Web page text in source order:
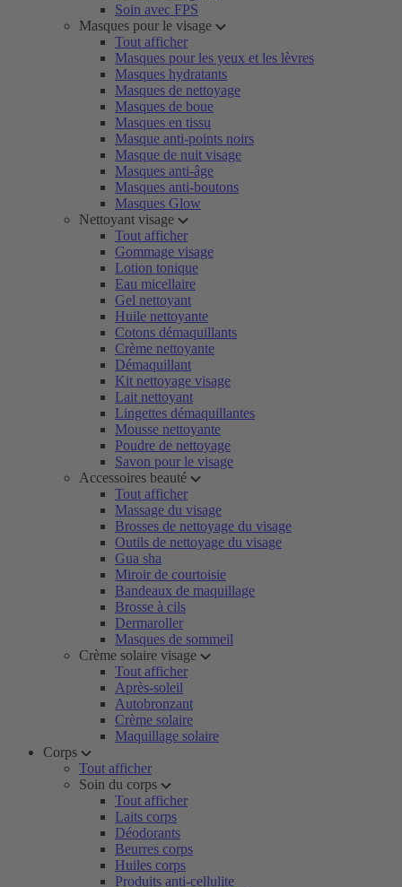
Soin avec FPS
Masques pour le visage
Tout afficher
Masques pour les yeux et les lèvres
Masques hydratants
Masques de nettoyage
Masques de boue
Masques en tissu
Masque anti-points noirs
Masque de nuit visage
Masques anti-âge
Masques anti-boutons
Masques Glow
Nettoyant visage
Tout afficher
Gommage visage
Lotion tonique
Eau micellaire
Gel nettoyant
Huile nettoyante
Cotons démaquillants
Crème nettoyante
Démaquillant
Kit nettoyage visage
Lait nettoyant
Lingettes démaquillantes
Mousse nettoyante
Poudre de nettoyage
Savon pour le visage
Accessoires beauté
Tout afficher
Massage du visage
Brosses de nettoyage du visage
Outils de nettoyage du visage
Gua sha
Miroir de courtoisie
Bandeaux de maquillage
Brosse à cils
Dermaroller
Masques de sommeil
Crème solaire visage
Tout afficher
Après-soleil
Autobronzant
Crème solaire
Maquillage solaire
Corps
Tout afficher
Soin du corps
Tout afficher
Laits corps
Déodorants
Beurres corps
Huiles corps
Produits anti-cellulite